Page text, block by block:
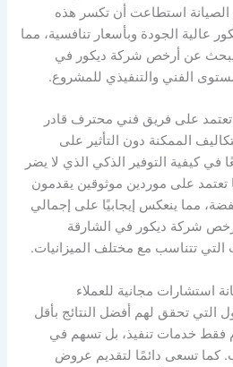
الصيانة استطاعت أن تكسر هذه
عالية الجودة وبأسعار تنافسية، مما
يبحث عن أرخص شركة ديكور في
الفني والتنفيذي للمشروع.
على فريق فني محترف قادر
الممكنة دون التأثير على
كيفية التوفير الذكي الذي لا يضر
تعتمد على موردين موثوقين يقدمون
مما ينعكس إيجابيًا على إجمالي
شركة ديكور في الشارقة
تتناسب مع مختلف الميزانيات.
استشارات مجانية للعملاء
التي تحقق لهم أفضل النتائج بأقل
فقط خدمات تنفيذ، بل تسهم في
كما تسعى دائمًا لتقديم عروض